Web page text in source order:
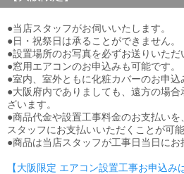
●当店スタッフがお伺いいたします。
●日・祝祭日は承ることができません。
●設置場所のお写真を必ずお送りいただ
●窓用エアコンのお申込みも可能です。
●室内、室外ともに化粧カバーのお申込
●大阪府内でありましても、遠方の場
ざいます。
●商品代金や設置工事料金のお支払い
スタッフにお支払いいただくことが可
●商品は当店スタッフが工事日当日にお
【大阪限定 エアコン設置工事お申込み